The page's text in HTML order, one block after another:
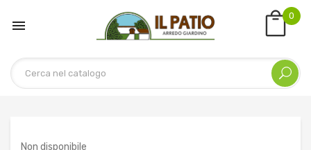

0
Non disponibile